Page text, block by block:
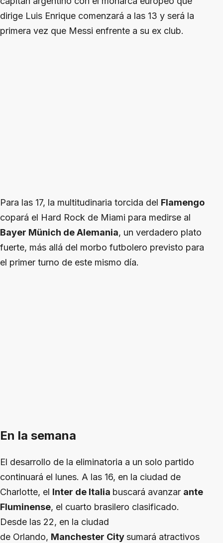
dirige Luis Enrique comenzará a las 13 y será la
primera vez que Messi enfrente a su ex club.
Para las 17, la multitudinaria torcida del Flamengo
copará el Hard Rock de Miami para medirse al
Bayer Münich de Alemania, un verdadero plato
fuerte, más allá del morbo futbolero previsto para
el primer turno de este mismo día.
En la semana
El desarrollo de la eliminatoria a un solo partido
continuará el lunes. A las 16, en la ciudad de
Charlotte, el Inter de Italia buscará avanzar ante
Fluminense, el cuarto brasilero clasificado.
Desde las 22, en la ciudad
de Orlando, Manchester Citysumará atractivos